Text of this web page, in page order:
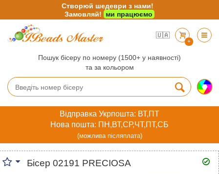
🇺🇦
+
Пошук бісеру по номеру (1500+ у наявності)
та за кольором
Відправка Укрпошта: ВТ,ПТ
Нова пошта: ПН,ВТ,СР,ЧТ,ПТ,СБ
(можлива післяплата)
Бісер 02191 PRECIOSA
Створюй шедеври з нами!
Замовляй!
ми працюємо